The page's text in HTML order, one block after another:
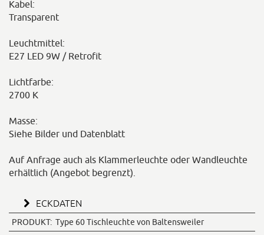
Kabel:
Transparent
Leuchtmittel:
E27 LED 9W / Retrofit
Lichtfarbe:
2700 K
Masse:
Siehe Bilder und Datenblatt
Auf Anfrage auch als Klammerleuchte oder Wandleuchte
erhältlich (Angebot begrenzt).
ECKDATEN
PRODUKT: Type 60 Tischleuchte von Baltensweiler